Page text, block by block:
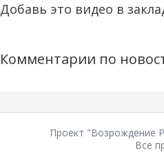
Добавь это видео в
Комментарии по
Проект "Возрождение
Все